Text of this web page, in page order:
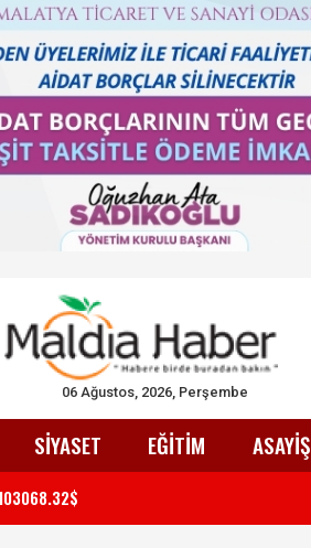
06 Ağustos, 2026, Perşembe
SİYASET EĞİTİM ASAYİŞ